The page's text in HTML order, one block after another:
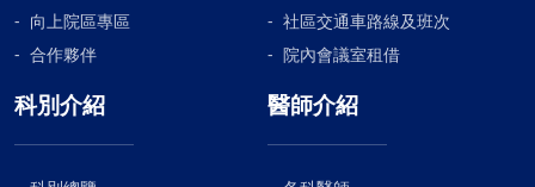
向上院區專區
社區交通車路線及班次
合作夥伴
院內會議室租借
科別介紹 醫師介紹